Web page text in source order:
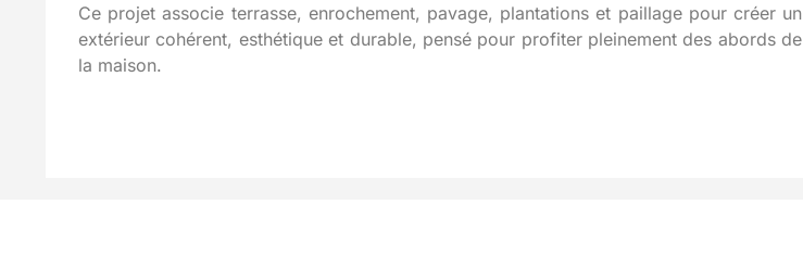
Ce projet associe terrasse, enrochement, pavage, plantations et paillage pour créer un
extérieur cohérent, esthétique et durable, pensé pour profiter pleinement des abords de
la maison.